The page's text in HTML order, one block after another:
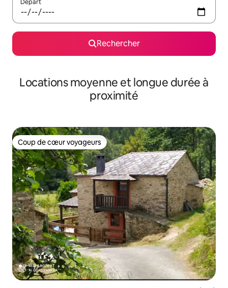
Départ
Rechercher
Locations moyenne et longue durée à
proximité
Coup de cœur voyageurs
Coup de cœur voyageurs